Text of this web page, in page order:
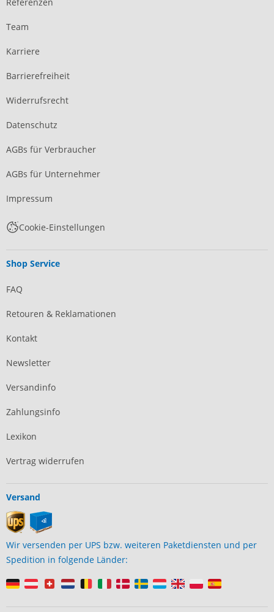
Referenzen
Team
Karriere
Barrierefreiheit
Widerrufsrecht
Datenschutz
AGBs für Verbraucher
AGBs für Unternehmer
Impressum
Cookie-Einstellungen
Shop Service
FAQ
Retouren & Reklamationen
Kontakt
Newsletter
Versandinfo
Zahlungsinfo
Lexikon
Vertrag widerrufen
Versand
Wir versenden per UPS bzw. weiteren Paketdiensten und per
Spedition in folgende Länder: